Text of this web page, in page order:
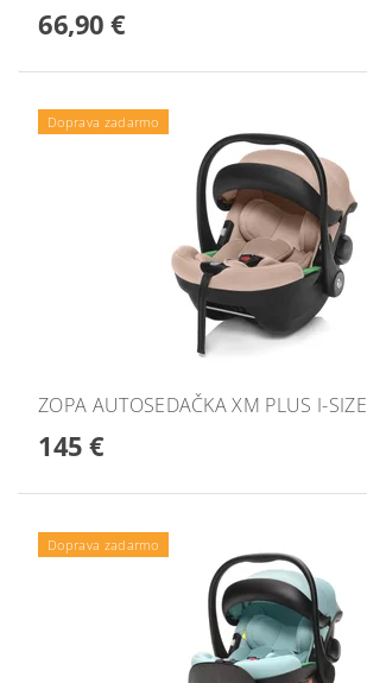
66,90 €
Doprava zadarmo
ZOPA AUTOSEDAČKA XM PLUS I-SIZE
145 €
Doprava zadarmo